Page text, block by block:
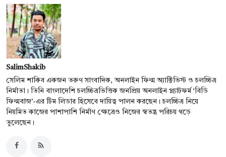
SalimShakib
সেলিম শাকিব একজন তরুণ সাংবাদিক, অনলাইন ফিল্ম অ্যাক্টিভিস্ট ও চলচ্চিত্র
নির্মাতা। তিনি বাংলাদেশি চলচ্চিত্রভিত্তিক জনপ্রিয় অনলাইন প্ল্যাটফর্ম ‘বিডি
ফিল্মবাজ’-এর টিম লিডার হিসেবে দায়িত্ব পালন করছেন। চলচ্চিত্র নিয়ে
নিয়মিত কাজের পাশাপাশি নির্মাণ ক্ষেত্রেও নিজের স্বতন্ত্র পরিচয় গড়ে
তুলেছেন।